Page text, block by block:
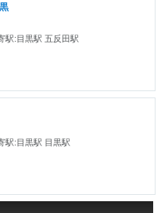
駅:目黒駅 五反田駅
駅:目黒駅 目黒駅